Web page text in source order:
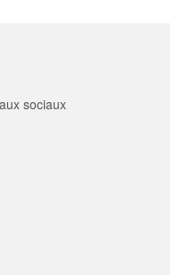
sociaux